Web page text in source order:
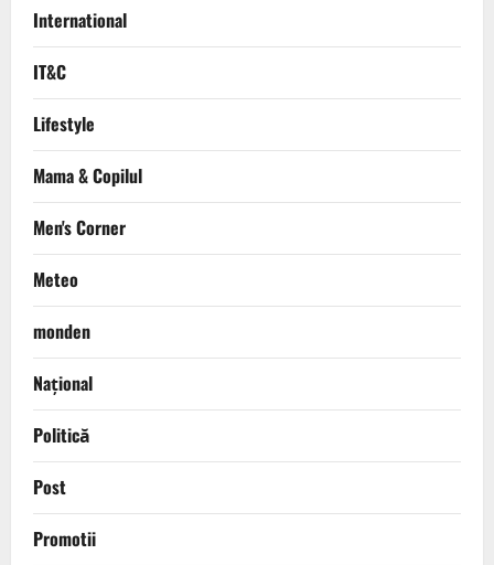
International
IT&C
Lifestyle
Mama & Copilul
Men's Corner
Meteo
monden
Național
Politică
Post
Promotii